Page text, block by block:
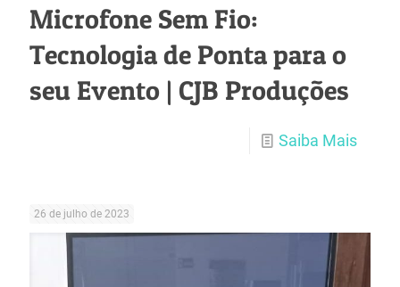
Microfone Sem Fio:
Tecnologia de Ponta para o
seu Evento | CJB Produções
Saiba Mais
26 de julho de 2023